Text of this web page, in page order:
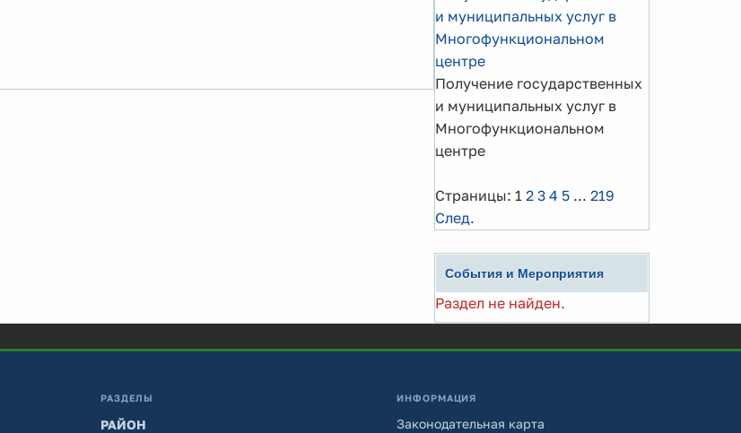
и муниципальных услуг в
Многофункциональном
центре
Получение государственных
и муниципальных услуг в
Многофункциональном
центре
Страницы: 1 2 3 4 5 ... 219
След.
События и Мероприятия
Раздел не найден.
РАЗДЕЛЫ
РАЙОН
ИНФОРМАЦИЯ
Законодательная карта